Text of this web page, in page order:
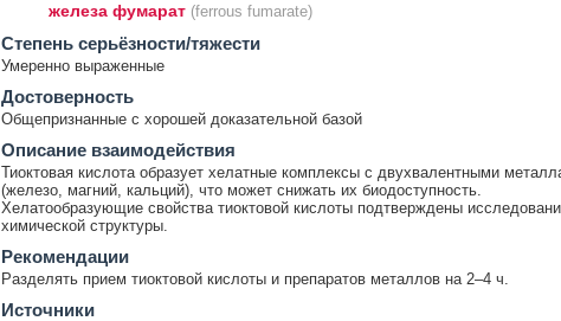
железа фумарат (ferrous fumarate)
Cтепень серьёзности/тяжести
Умеренно выраженные
Достоверность
Общепризнанные с хорошей доказательной базой
Описание взаимодействия
Тиоктовая кислота образует хелатные комплексы с двухвалентными
(железо, магний, кальций), что может снижать их биодоступность.
Хелатообразующие свойства тиоктовой кислоты подтверждены
химической структуры.
Рекомендации
Разделять прием тиоктовой кислоты и препаратов металлов на 2–4 ч.
Источники